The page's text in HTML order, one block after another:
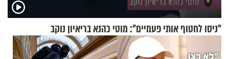
"ניסו לחטוף אותי פעמיים": מוטי כהנא בריאיון נוקב